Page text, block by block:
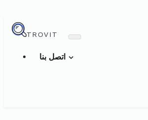
TROVIT